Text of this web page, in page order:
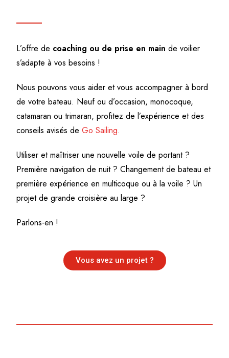
L’offre de coaching ou de prise en mainde voilier
s’adapte à vos besoins !
Nous pouvons vous aider et vous accompagner à bord
de votre bateau. Neuf ou d’occasion, monocoque,
catamaran ou trimaran, profitez de l’expérience et des
conseils avisés deGo Sailing.
Utiliser et maîtriser une nouvelle voile de portant ?
Première navigation de nuit ? Changement de bateau et
première expérience en multicoque ou à la voile ? Un
projet de grande croisière au large ?
Parlons-en !
Vous avez un projet ?